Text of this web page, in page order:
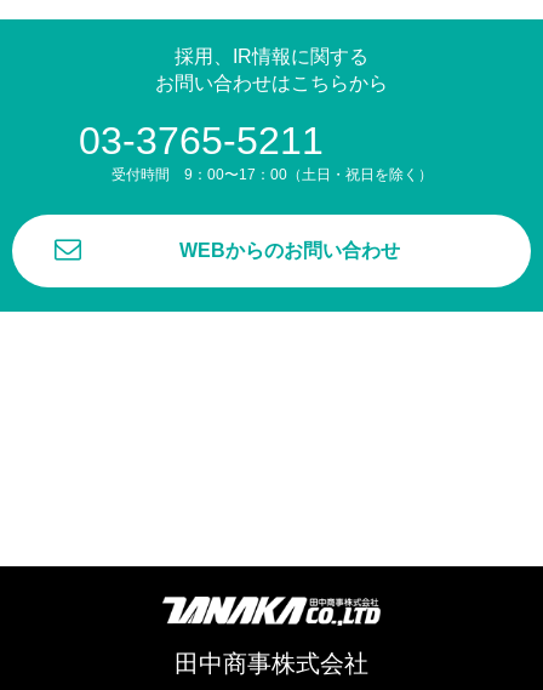
採用、IR情報に関する
お問い合わせはこちらから
03-3765-5211
受付時間 9：00〜17：00（土日・祝日を除く）
WEBからのお問い合わせ
田中商事株式会社